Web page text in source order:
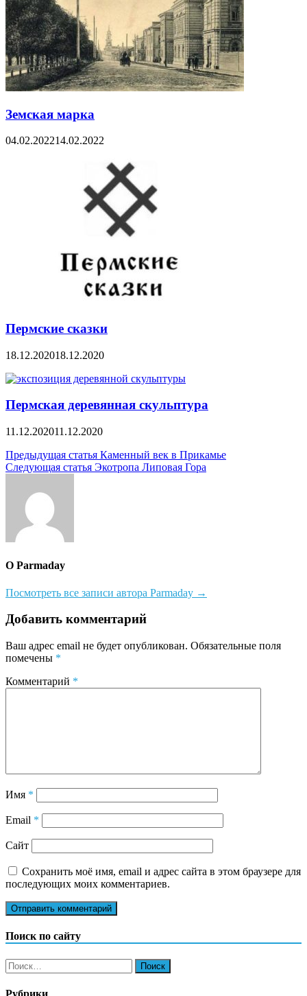
Земская марка
04.02.202214.02.2022
Пермские сказки
18.12.202018.12.2020
Пермская деревянная скульптура
11.12.202011.12.2020
Навигация
по
записям
Предыдущая статья Каменный век в Прикамье
Следующая статья Экотропа Липовая Гора
О Parmaday
Посмотреть все записи автора Parmaday →
Добавить комментарий
Ваш адрес email не будет опубликован. Обязательные поля
помечены *
Комментарий *
Имя *
Email *
Сайт
Сохранить моё имя, email и адрес сайта в этом браузере для
последующих моих комментариев.
Поиск по сайту
Найти:
Рубрики